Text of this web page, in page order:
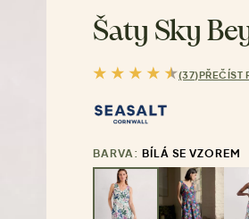
Šaty Sky
(37)PŘEČÍST
BARVA: BÍLÁ SE VZOREM